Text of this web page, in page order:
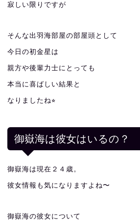
寂しい限りですが
そんな出羽海部屋の部屋頭として
今日の初金星は
親方や後輩力士にとっても
本当に喜ばしい結果と
なりましたね⭐︎
御嶽海は彼女はいるの？
御嶽海は現在２４歳。
彼女情報も気になりますよね〜
御嶽海の彼女について